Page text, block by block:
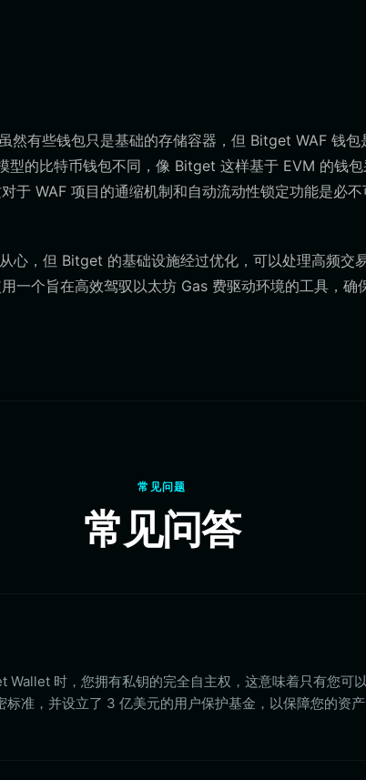
然有些钱包只是基础的存储容器，但 Bitget WAF 钱包
型的比特币钱包不同，像 Bitget 这样基于 EVM 的钱包
于 WAF 项目的通缩机制和自动流动性锁定功能是必不
心，但 Bitget 的基础设施经过优化，可以处理高频交
一个旨在高效驾驭以太坊 Gas 费驱动环境的工具，确
常见问题
常见问答
Wallet 时，您拥有私钥的完全自主权，这意味着只有您可
准，并设立了 3 亿美元的用户保护基金，以保障您的资